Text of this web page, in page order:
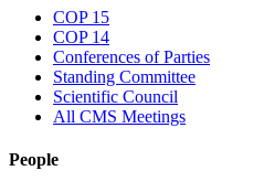
COP 15
COP 14
Conferences of Parties
Standing Committee
Scientific Council
All CMS Meetings
People